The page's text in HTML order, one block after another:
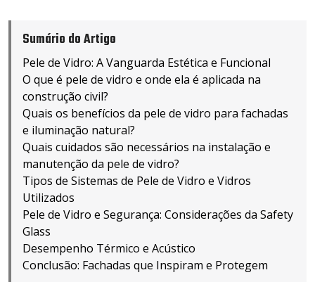
Sumário do Artigo
Pele de Vidro: A Vanguarda Estética e Funcional
O que é pele de vidro e onde ela é aplicada na
construção civil?
Quais os benefícios da pele de vidro para fachadas
e iluminação natural?
Quais cuidados são necessários na instalação e
manutenção da pele de vidro?
Tipos de Sistemas de Pele de Vidro e Vidros
Utilizados
Pele de Vidro e Segurança: Considerações da Safety
Glass
Desempenho Térmico e Acústico
Conclusão: Fachadas que Inspiram e Protegem